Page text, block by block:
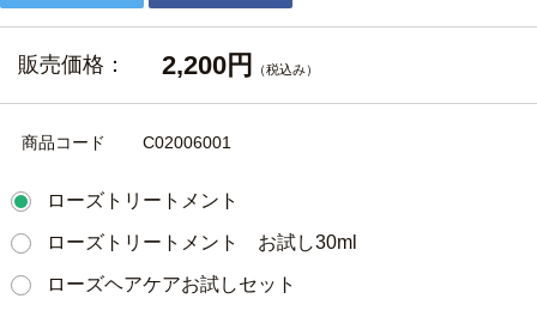
販売価格： 2,200円 （税込み）
商品コード C02006001
ローズトリートメント
ローズトリートメント お試し30ml
ローズヘアケアお試しセット